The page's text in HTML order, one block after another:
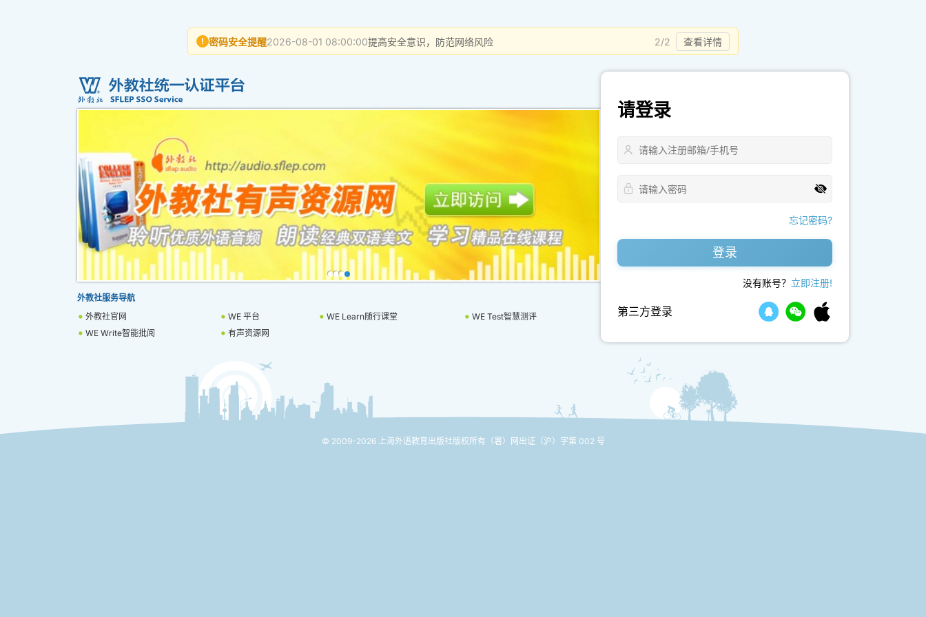
! 密码安全提醒2026-08-01 08:00:00提高安全意识，防范网络风险 2/2 查看详情
外教社服务导航
外教社官网
WE 平台 WE Learn随行课堂
WE Test智慧测评
WE Write智能批阅
有声资源网
请登录
忘记密码?
登录
没有账号？ 立即注册!
第三方登录
© 2009-2026 上海外语教育出版社版权所有 （署）网出证（沪）字第 002 号